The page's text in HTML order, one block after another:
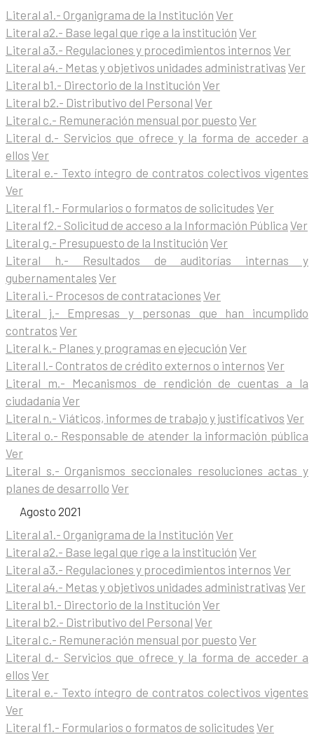
Literal a1.- Organigrama de la Institución Ver
Literal a2.- Base legal que rige a la institución Ver
Literal a3.- Regulaciones y procedimientos internos Ver
Literal a4.- Metas y objetivos unidades administrativas Ver
Literal b1.- Directorio de la Institución Ver
Literal b2.- Distributivo del Personal Ver
Literal c.- Remuneración mensual por puesto Ver
Literal d.- Servicios que ofrece y la forma de acceder a
ellos Ver
Literal e.- Texto íntegro de contratos colectivos vigentes
Ver
Literal f1.- Formularios o formatos de solicitudes Ver
Literal f2.- Solicitud de acceso a la Información Pública Ver
Literal g.- Presupuesto de la Institución Ver
Literal h.- Resultados de auditorías internas y
gubernamentales Ver
Literal i.- Procesos de contrataciones Ver
Literal j.- Empresas y personas que han incumplido
contratos Ver
Literal k.- Planes y programas en ejecución Ver
Literal l.- Contratos de crédito externos o internos Ver
Literal m.- Mecanismos de rendición de cuentas a la
ciudadanía Ver
Literal n.- Viáticos, informes de trabajo y justificativos Ver
Literal o.- Responsable de atender la información pública
Ver
Literal s.- Organismos seccionales resoluciones actas y
planes de desarrollo Ver
Agosto 2021
Literal a1.- Organigrama de la Institución Ver
Literal a2.- Base legal que rige a la institución Ver
Literal a3.- Regulaciones y procedimientos internos Ver
Literal a4.- Metas y objetivos unidades administrativas Ver
Literal b1.- Directorio de la Institución Ver
Literal b2.- Distributivo del Personal Ver
Literal c.- Remuneración mensual por puesto Ver
Literal d.- Servicios que ofrece y la forma de acceder a
ellos Ver
Literal e.- Texto íntegro de contratos colectivos vigentes
Ver
Literal f1.- Formularios o formatos de solicitudes Ver